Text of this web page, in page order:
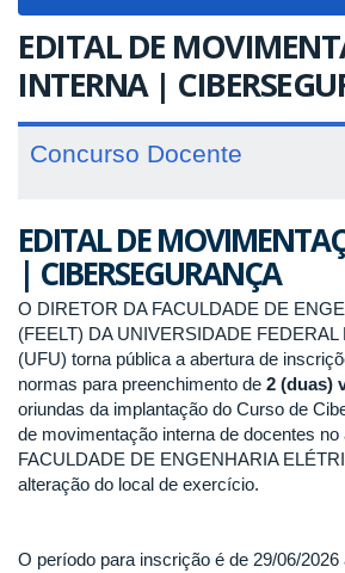
EDITAL DE
INTERNA |
Concurso Docente
EDITAL DE
| CIBERSEGURANÇA
O DIRETOR DA FACULDADE DE
(FEELT) DA UNIVERSIDADE
(UFU) torna pública a abertura de
normas para preenchimento de 2 (duas)
oriundas da implantação do Curso de
de movimentação interna de docentes no
FACULDADE DE ENGENHARIA
alteração do local de exercício.
O período para inscrição é de 29/06/